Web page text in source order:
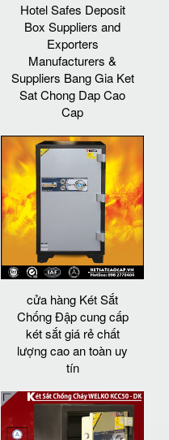
Hotel Safes Deposit
Box Suppliers and
Exporters
Manufacturers &
Suppliers Bang Gia Ket
Sat Chong Dap Cao
Cap
cửa hàng Két Sắt
Chống Đập cung cấp
két sắt giá rẻ chất
lượng cao an toàn uy
tín